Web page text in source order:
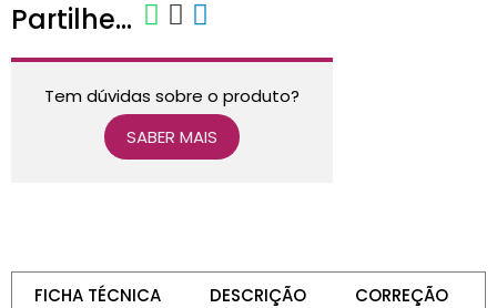
Partilhe...
Tem dúvidas sobre o produto?
SABER MAIS
FICHA TÉCNICA DESCRIÇÃO
CORREÇÃO